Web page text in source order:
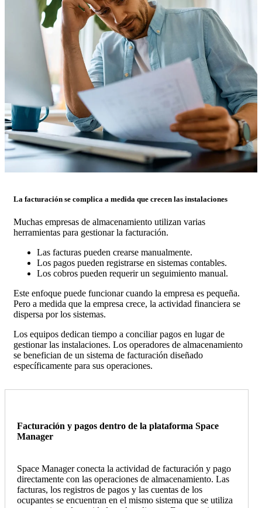
La facturación se complica a medida que crecen las instalaciones
Muchas empresas de almacenamiento utilizan varias
herramientas para gestionar la facturación.
Las facturas pueden crearse manualmente.
Los pagos pueden registrarse en sistemas contables.
Los cobros pueden requerir un seguimiento manual.
Este enfoque puede funcionar cuando la empresa es pequeña.
Pero a medida que la empresa crece, la actividad financiera se
dispersa por los sistemas.
Los equipos dedican tiempo a conciliar pagos en lugar de
gestionar las instalaciones. Los operadores de almacenamiento
se benefician de un sistema de facturación diseñado
específicamente para sus operaciones.
Facturación y pagos dentro de la plataforma Space
Manager
Space Manager conecta la actividad de facturación y pago
directamente con las operaciones de almacenamiento. Las
facturas, los registros de pagos y las cuentas de los
ocupantes se encuentran en el mismo sistema que se utiliza